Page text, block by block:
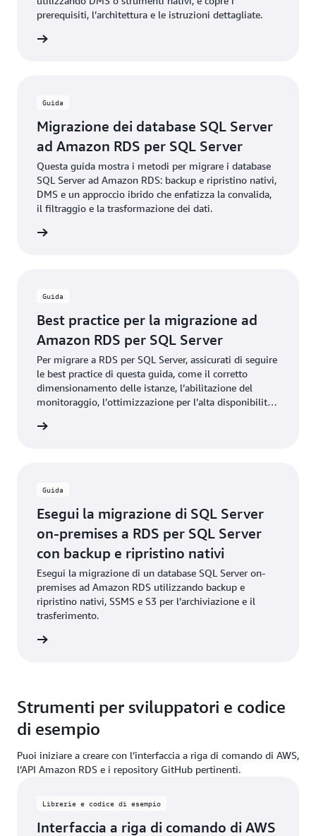
prerequisiti, l’architettura e le istruzioni dettagliate.
Guida
Migrazione dei database SQL Server
ad Amazon RDS per SQL Server
Questa guida mostra i metodi per migrare i database
SQL Server ad Amazon RDS: backup e ripristino nativi,
DMS e un approccio ibrido che enfatizza la convalida,
il filtraggio e la trasformazione dei dati.
Guida
Best practice per la migrazione ad
Amazon RDS per SQL Server
Per migrare a RDS per SQL Server, assicurati di seguire
le best practice di questa guida, come il corretto
dimensionamento delle istanze, l’abilitazione del
monitoraggio, l’ottimizzazione per l’alta disponibilità
Guida
Esegui la migrazione di SQL Server
on-premises a RDS per SQL Server
con backup e ripristino nativi
Esegui la migrazione di un database SQL Server on-
premises ad Amazon RDS utilizzando backup e
ripristino nativi, SSMS e S3 per l’archiviazione e il
trasferimento.
Strumenti per sviluppatori e codice
di esempio
Puoi iniziare a creare con l’interfaccia a riga di comando di AWS,
l’API Amazon RDS e i repository GitHub pertinenti.
Librerie e codice di esempio
Interfaccia a riga di comando di AWS